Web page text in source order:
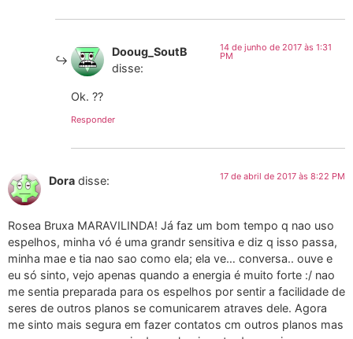
Dooug_SoutB
disse:
14 de junho de 2017 às 1:31
PM
Ok. ??
Responder
Dora disse: 17 de abril de 2017 às 8:22 PM
Rosea Bruxa MARAVILINDA! Já faz um bom tempo q nao uso
espelhos, minha vó é uma grandr sensitiva e diz q isso passa,
minha mae e tia nao sao como ela; ela ve… conversa.. ouve e
eu só sinto, vejo apenas quando a energia é muito forte :/ nao
me sentia preparada para os espelhos por sentir a facilidade de
seres de outros planos se comunicarem atraves dele. Agora
me sinto mais segura em fazer contatos cm outros planos mas